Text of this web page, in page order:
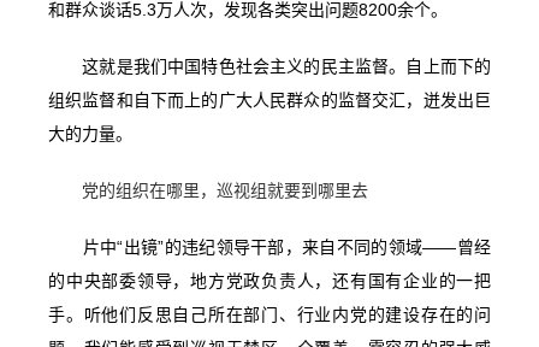
和群众谈话5.3万人次，发现各类突出问题8200余个。
这就是我们中国特色社会主义的民主监督。自上而下的
组织监督和自下而上的广大人民群众的监督交汇，迸发出巨
大的力量。
党的组织在哪里，巡视组就要到哪里去
片中“出镜”的违纪领导干部，来自不同的领域——曾经
的中央部委领导，地方党政负责人，还有国有企业的一把
手。听他们反思自己所在部门、行业内党的建设存在的问